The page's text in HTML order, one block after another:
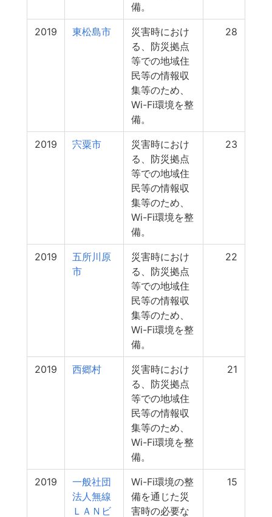
備。
2019 東松島市
災害時におけ
る、防災拠点
等での地域住
民等の情報収
集等のため、
Wi-Fi環境を整
備。
28
2019 宍粟市
災害時におけ
る、防災拠点
等での地域住
民等の情報収
集等のため、
Wi-Fi環境を整
備。
23
2019
五所川原
市
災害時におけ
る、防災拠点
等での地域住
民等の情報収
集等のため、
Wi-Fi環境を整
備。
22
2019 西郷村
災害時におけ
る、防災拠点
等での地域住
民等の情報収
集等のため、
Wi-Fi環境を整
備。
21
2019
一般社団
法人無線
ＬＡＮビ
Wi-Fi環境の整
備を通じた災
害時の必要な
15